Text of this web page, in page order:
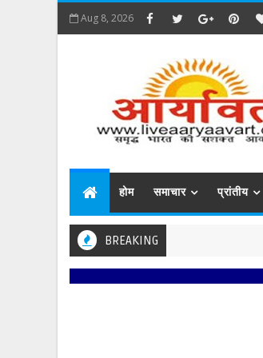
Aug 8, 2026
होम समाचार प्रांतीय
BREAKING